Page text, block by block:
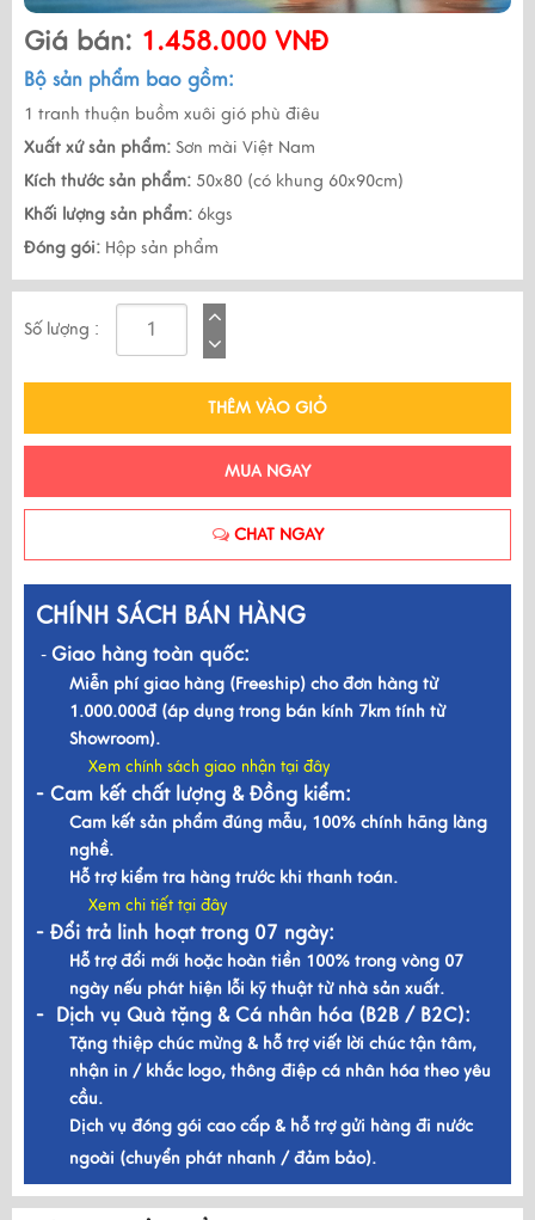
Giá bán: 1.458.000 VNĐ
Bộ sản phẩm bao gồm:
1 tranh thuận buồm xuôi gió phù điêu
Xuất xứ sản phẩm: Sơn mài Việt Nam
Kích thước sản phẩm: 50x80 (có khung 60x90cm)
Khối lượng sản phẩm: 6kgs
Đóng gói: Hộp sản phẩm
Số lượng :
THÊM VÀO GIỎ
MUA NGAY
CHAT NGAY
CHÍNH SÁCH BÁN HÀNG
- Giao hàng toàn quốc:
Miễn phí giao hàng (Freeship) cho đơn hàng từ
1.000.000đ (áp dụng trong bán kính 7km tính từ
Showroom).
Xem chính sách giao nhận tại đây
- Cam kết chất lượng & Đồng kiểm:
Cam kết sản phẩm đúng mẫu, 100% chính hãng làng
nghề.
Hỗ trợ kiểm tra hàng trước khi thanh toán.
Xem chi tiết tại đây
- Đổi trả linh hoạt trong 07 ngày:
Hỗ trợ đổi mới hoặc hoàn tiền 100% trong vòng 07
ngày nếu phát hiện lỗi kỹ thuật từ nhà sản xuất.
- Dịch vụ Quà tặng & Cá nhân hóa (B2B / B2C):
Tặng thiệp chúc mừng & hỗ trợ viết lời chúc tận tâm,
nhận in / khắc logo, thông điệp cá nhân hóa theo yêu
cầu.
Dịch vụ đóng gói cao cấp & hỗ trợ gửi hàng đi nước
ngoài (chuyển phát nhanh / đảm bảo).